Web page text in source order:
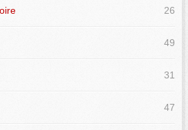
26
49
31
47